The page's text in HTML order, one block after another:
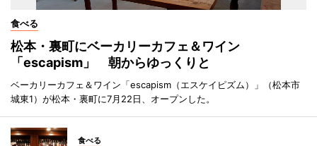
食べる
松本・裏町にベーカリーカフェ＆ワイン
「escapism」 朝からゆっくりと
ベーカリーカフェ＆ワイン「escapism（エスケイピズム）」（松本市
城東1）が松本・裏町に7月22日、オープンした。
食べる